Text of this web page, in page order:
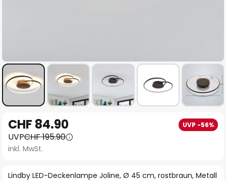
Anfang
der
Bildgalerie
Lindby LED-Deckenlampe Joline, Ø 45 cm, rostbraun, Metall
CHF 84.90 UVP -56%
UVPCHF 195.90
inkl. MwSt.